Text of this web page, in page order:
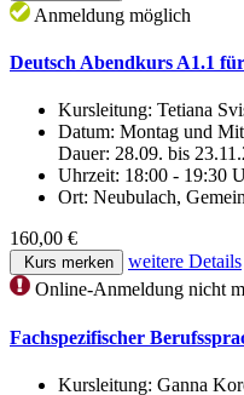
Anmeldung möglich
Deutsch Abendkurs A1.1
Kursleitung: Tetiana
Datum: Montag und
Dauer: 28.09. bis
Uhrzeit: 18:00 - 19:30
Ort: Neubulach,
160,00 €
Kurs merken
weitere Details
Online-Anmeldung nicht
Fachspezifischer
Kursleitung: Ganna